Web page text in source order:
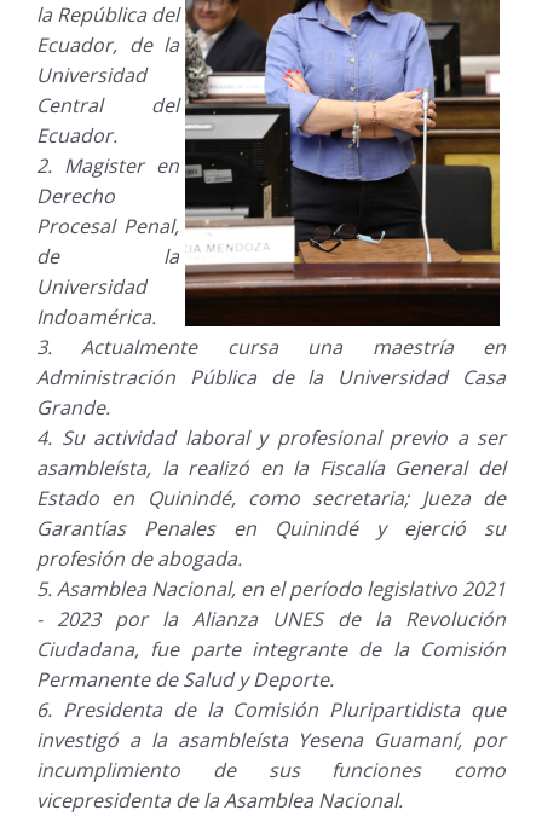
la República del
Ecuador, de la
Universidad
Central del
Ecuador.
Magister en
Derecho
Procesal Penal,
de la
Universidad
Indoamérica.
Actualmente cursa una maestría en
Administración Pública de la Universidad Casa
Grande.
Su actividad laboral y profesional previo a ser
asambleísta, la realizó en la Fiscalía General del
Estado en Quinindé, como secretaria; Jueza de
Garantías Penales en Quinindé y ejerció su
profesión de abogada.
Asamblea Nacional, en el período legislativo 2021
- 2023 por la Alianza UNES de la Revolución
Ciudadana, fue parte integrante de la Comisión
Permanente de Salud y Deporte.
Presidenta de la Comisión Pluripartidista que
investigó a la asambleísta Yesena Guamaní, por
incumplimiento de sus funciones como
vicepresidenta de la Asamblea Nacional.